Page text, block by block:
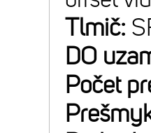
Tlmič:
DO
Počet